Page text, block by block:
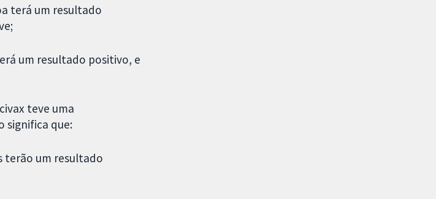
terá um resultado
um resultado positivo, e
teve uma
significa que:
terão um resultado